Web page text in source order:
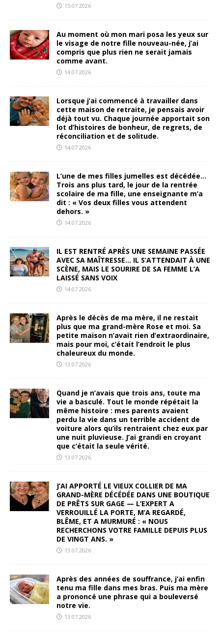
15.07.2026
Au moment où mon mari posa les yeux sur
le visage de notre fille nouveau-née, j’ai
compris que plus rien ne serait jamais
comme avant.
14.07.2026
Lorsque j’ai commencé à travailler dans
cette maison de retraite, je pensais avoir
déjà tout vu. Chaque journée apportait son
lot d’histoires de bonheur, de regrets, de
réconciliation et de solitude.
14.07.2026
L’une de mes filles jumelles est décédée…
Trois ans plus tard, le jour de la rentrée
scolaire de ma fille, une enseignante m’a
dit : « Vos deux filles vous attendent
dehors. »
14.07.2026
IL EST RENTRÉ APRÈS UNE SEMAINE PASSÉE
AVEC SA MAÎTRESSE… IL S’ATTENDAIT À UNE
SCÈNE, MAIS LE SOURIRE DE SA FEMME L’A
LAISSÉ SANS VOIX
14.07.2026
Après le décès de ma mère, il ne restait
plus que ma grand-mère Rose et moi. Sa
petite maison n’avait rien d’extraordinaire,
mais pour moi, c’était l’endroit le plus
chaleureux du monde.
13.07.2026
Quand je n’avais que trois ans, toute ma
vie a basculé. Tout le monde répétait la
même histoire : mes parents avaient
perdu la vie dans un terrible accident de
voiture alors qu’ils rentraient chez eux par
une nuit pluvieuse. J’ai grandi en croyant
que c’était la seule vérité.
13.07.2026
J’AI APPORTÉ LE VIEUX COLLIER DE MA
GRAND-MÈRE DÉCÉDÉE DANS UNE BOUTIQUE
DE PRÊTS SUR GAGE — L’EXPERT A
VERROUILLÉ LA PORTE, M’A REGARDÉ,
BLÊME, ET A MURMURÉ : « NOUS
RECHERCHONS VOTRE FAMILLE DEPUIS PLUS
DE VINGT ANS. »
13.07.2026
Après des années de souffrance, j’ai enfin
tenu ma fille dans mes bras. Puis ma mère
a prononcé une phrase qui a bouleversé
notre vie.
13.07.2026